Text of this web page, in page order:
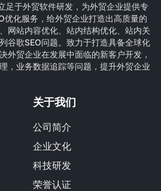
足于外贸软件研发，为外贸企业提供专
优化服务，给外贸企业打造出高质量的
网站内容优化、站内结构优化、站内关
谷歌SEO问题。致力于打造具备全球化
外贸企业在发展中面临的新客户开发，
，业务数据追踪等问题，提升外贸企业
关于我们
公司简介
企业文化
科技研发
荣誉认证